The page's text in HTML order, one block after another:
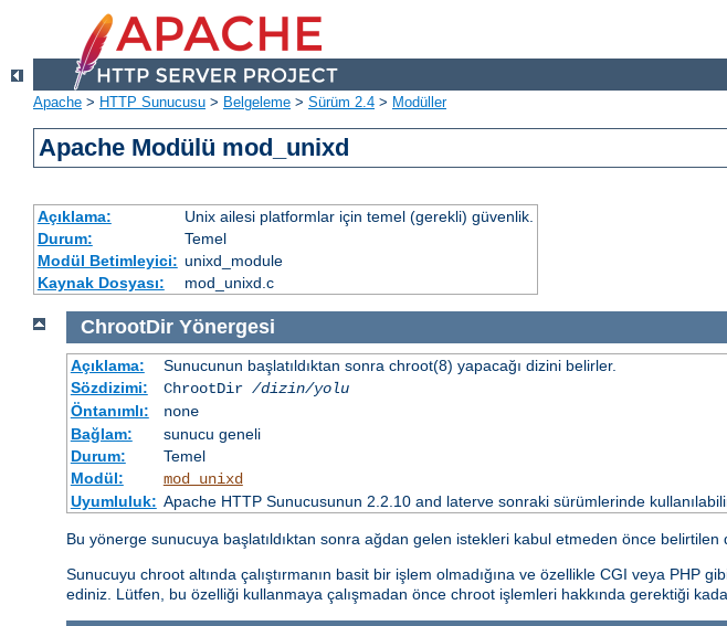
Apache > HTTP Sunucusu > Belgeleme > Sürüm 2.4 > Modüller
Apache Modülü mod_unixd
Açıklama:
Unix ailesi platformlar için temel (gerekli) güvenlik.
Durum:
Temel
Modül Betimleyici: unixd_module
Kaynak Dosyası:
mod_unixd.c
ChrootDir Yönergesi
Açıklama:
Sunucunun başlatıldıktan sonra chroot(8) yapacağı dizini belirler.
Sözdizimi:
ChrootDir /dizin/yolu
Öntanımlı:
none
Bağlam:
sunucu geneli
Durum:
Temel
Modül:
mod_unixd
Uyumluluk: Apache HTTP Sunucusunun 2.2.10 and laterve sonraki sürümlerinde
Bu yönerge sunucuya başlatıldıktan sonra ağdan gelen istekleri kabul etmeden önce belirtilen
Sunucuyu chroot altında çalıştırmanın basit bir işlem olmadığına ve özellikle CGI veya PHP
ediniz. Lütfen, bu özelliği kullanmaya çalışmadan önce chroot işlemleri hakkında gerektiği